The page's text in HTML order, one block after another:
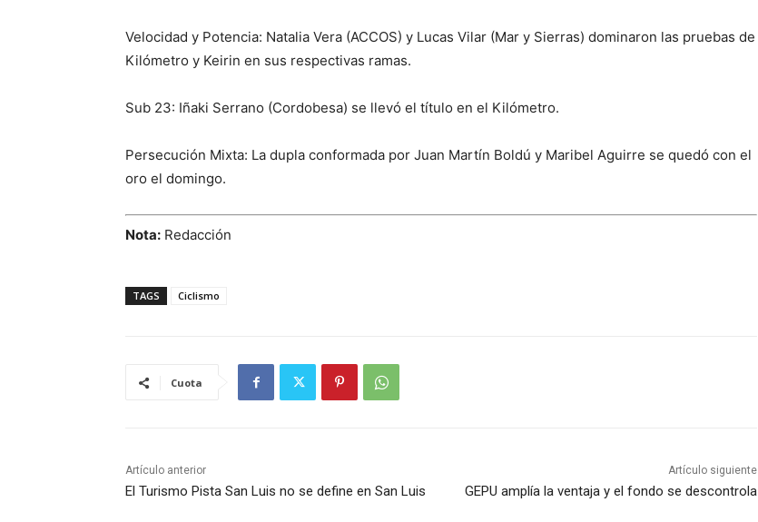
Velocidad y Potencia: Natalia Vera (ACCOS) y Lucas Vilar (Mar y Sierras) dominaron las pruebas de
Kilómetro y Keirin en sus respectivas ramas.
Sub 23: Iñaki Serrano (Cordobesa) se llevó el título en el Kilómetro.
Persecución Mixta: La dupla conformada por Juan Martín Boldú y Maribel Aguirre se quedó con el
oro el domingo.
Nota: Redacción
TAGS Ciclismo
Cuota
Artículo anterior
El Turismo Pista San Luis no se define en San Luis
Artículo siguiente
GEPU amplía la ventaja y el fondo se descontrola